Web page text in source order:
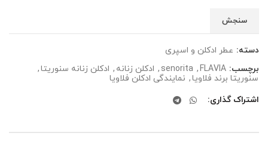
سنجش
دسته: عطر ادکلن و اسپری
برچسب: FLAVIA
,
senorita
, ادکلن زنانه , ادکلن زنانه سنوریتا,
سنوریتا برند فلاویا, نمایندگی ادکلن فلاویا
اشتراک گذاری